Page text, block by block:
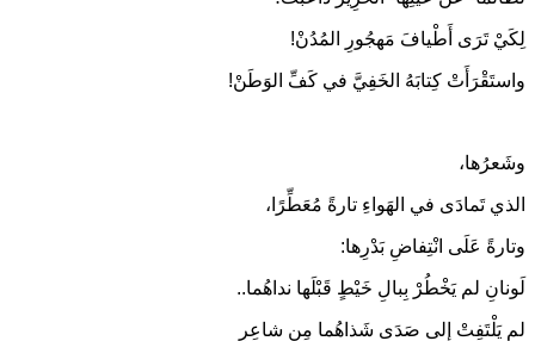
لِكَيْ تَرَى أَطْيافَ مَهجُورِ المُدُنْ!
واستَقْرَأَتْ كِتابَهُ الخَفِيَّ في كَفِّ الوَطَنْ!
وشَعرُها،
الذي تَمادَى في الهَواءِ تارةً مُعَطِّرًا،
وتارةً عَلَى انْتِفاضِ بَدْرِها:
لَونانِ لم يَخْطُرْ بِبالِ خَيْطٍ قَبْلَها نداهُما..
لم يَلْتَفِتْ إلى صَدَى شَذاهُما مِن شاعِرِ